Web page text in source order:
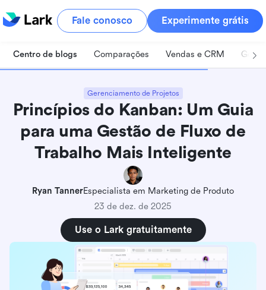
Fale conosco Experimente grátis
Centro de blogs Comparações Vendas e CRM
Gerenciamento de Projetos
Princípios do Kanban: Um Guia
para uma Gestão de Fluxo de
Trabalho Mais Inteligente
Ryan TannerEspecialista em Marketing de Produto
23 de dez. de 2025
Use o Lark gratuitamente